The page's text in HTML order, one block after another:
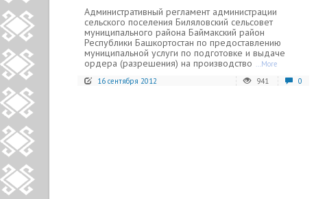
Административный регламент администрации
сельского поселения Биляловский сельсовет
муниципального района Баймакский район
Республики Башкортостан по предоставлению
муниципальной услуги по подготовке и выдаче
ордера (разрешения) на производство ...More
16 сентября 2012
941 0